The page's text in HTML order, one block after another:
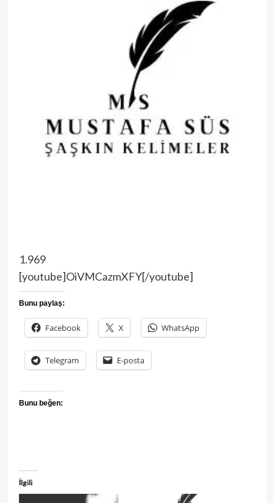
1.969
[youtube]OiVMCazmXFY[/youtube]
Bunu paylaş:
Facebook X WhatsApp
Telegram E-posta
Bunu beğen:
İlgili